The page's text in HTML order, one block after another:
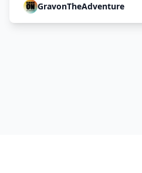
GravonTheAdventure